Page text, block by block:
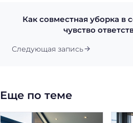
Как совместная уборка в
чувство
Следующая запись
Еще по теме